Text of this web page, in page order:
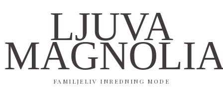
LJUVA
FAMILJELIV INREDNING MODE